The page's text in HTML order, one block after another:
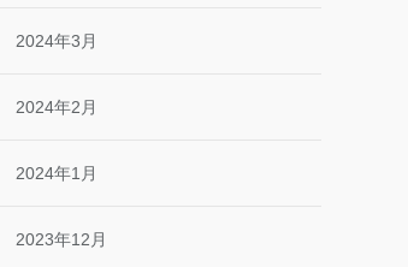
2024年3月
2024年2月
2024年1月
2023年12月